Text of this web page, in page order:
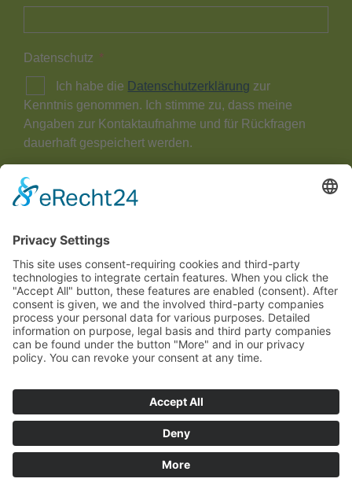
Datenschutz
Ich habe die Datenschutzerklärung zur
Kenntnis genommen. Ich stimme zu, dass meine
Angaben zur Kontaktaufnahme und für Rückfragen
dauerhaft gespeichert werden.
Jetzt kostenlos anfordern
© 2026 INTERRANK
Impressum Datenschutz